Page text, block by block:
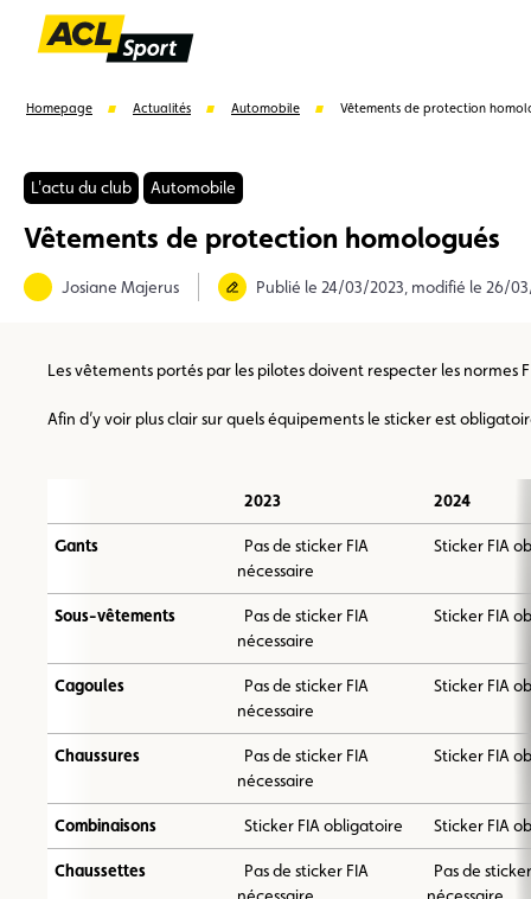
Suggestions
Homepage Actualités Automobile Vêtements de protection
L'actu du club Automobile
Vêtements de protection homologués
Josiane Majerus Publié le 24/03/2023, modifié le 26/
Les vêtements portés par les pilotes doivent respecter les normes
Afin d’y voir plus clair sur quels équipements le sticker est
2023 2024
Gants
Pas de sticker FIA
nécessaire
Sticker FIA
Sous-vêtements
Pas de sticker FIA
nécessaire
Sticker FIA
Cagoules
Pas de sticker FIA
nécessaire
Sticker FIA
Chaussures
Pas de sticker FIA
nécessaire
Sticker FIA
Combinaisons Sticker FIA obligatoire Sticker FIA
Chaussettes
Pas de sticker FIA
Pas de